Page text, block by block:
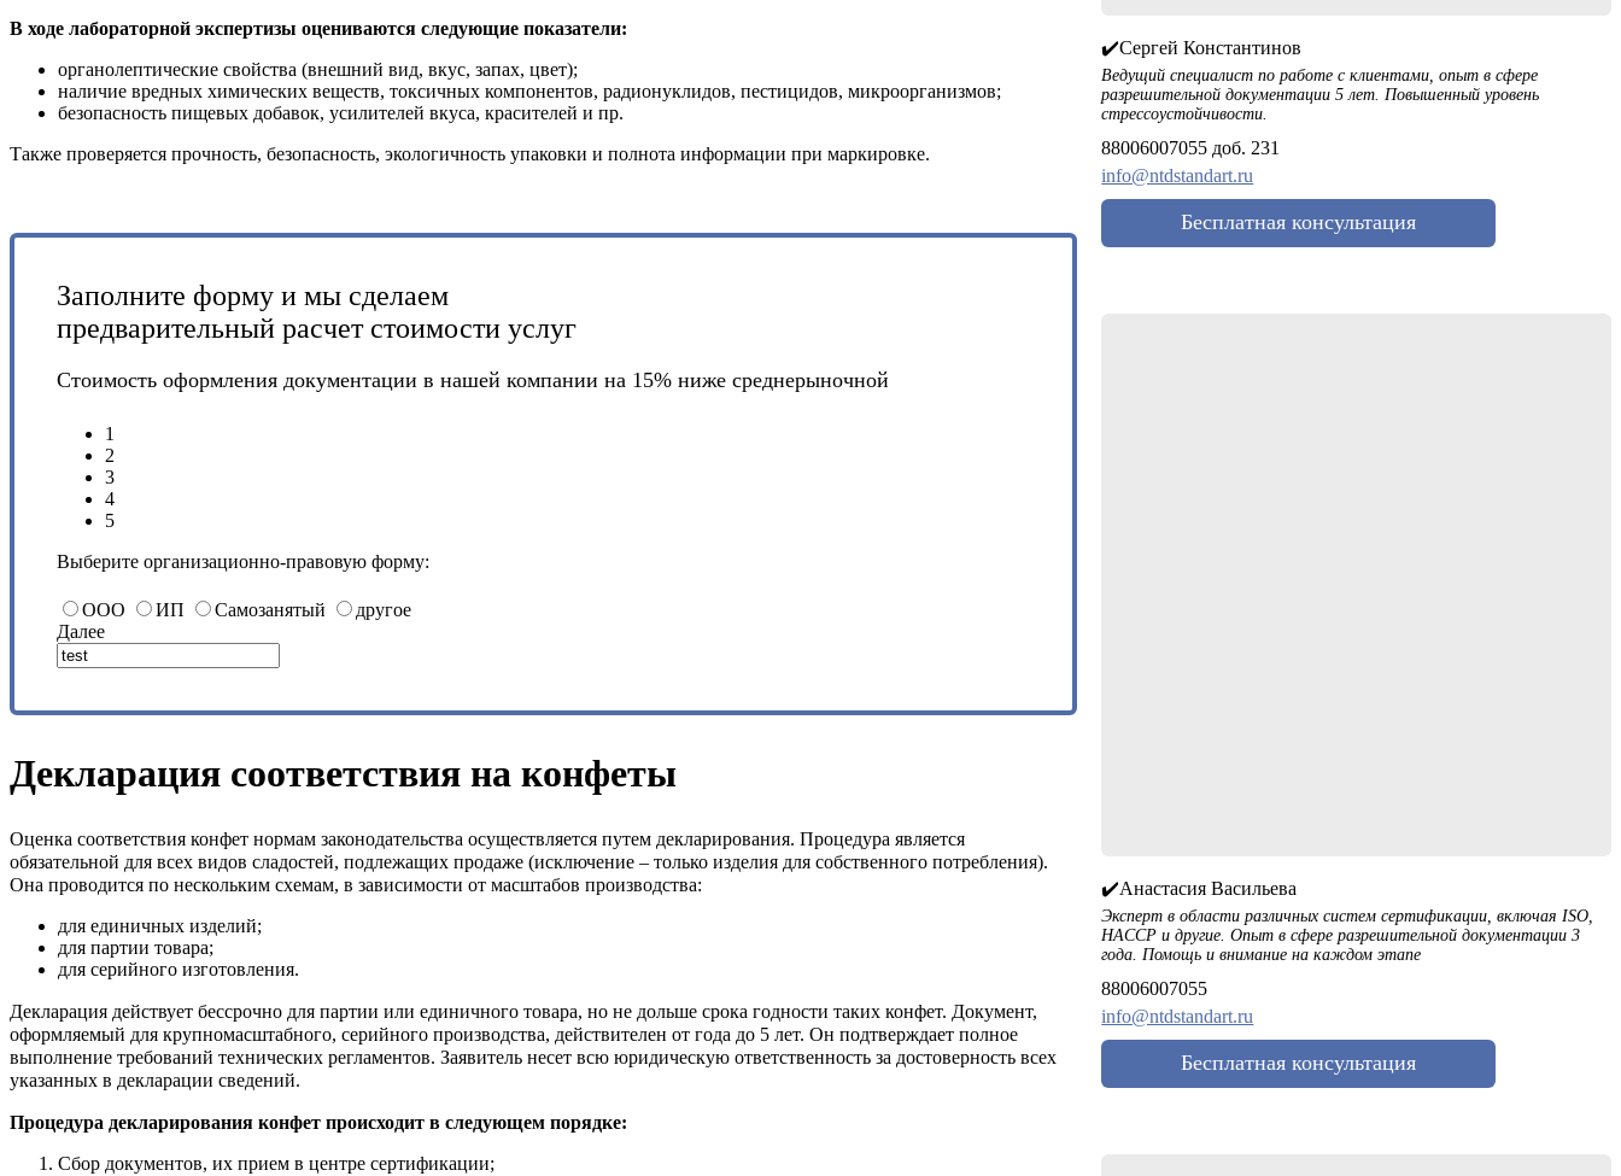
В ходе лабораторной экспертизы оцениваются следующие показатели:
органолептические свойства (внешний вид, вкус, запах, цвет);
наличие вредных химических веществ, токсичных компонентов, радионуклидов, пестицидов, микроорганизмов;
безопасность пищевых добавок, усилителей вкуса, красителей и пр.
Также проверяется прочность, безопасность, экологичность упаковки и полнота информации при маркировке.
Заполните форму и мы сделаем
предварительный расчет стоимости услуг
Стоимость оформления документации в нашей компании на 15% ниже среднерыночной
1
2
3
4
5
Выберите организационно-правовую форму:
ООО ИП Самозанятый
другое
Далее
Декларация соответствия на конфеты
Оценка соответствия конфет нормам законодательства осуществляется путем декларирования. Процедура является
обязательной для всех видов сладостей, подлежащих продаже (исключение – только изделия для собственного потребления).
Она проводится по нескольким схемам, в зависимости от масштабов производства:
для единичных изделий;
для партии товара;
для серийного изготовления.
Декларация действует бессрочно для партии или единичного товара, но не дольше срока годности таких конфет. Документ,
оформляемый для крупномасштабного, серийного производства, действителен от года до 5 лет. Он подтверждает полное
выполнение требований технических регламентов. Заявитель несет всю юридическую ответственность за достоверность всех
указанных в декларации сведений.
Процедура декларирования конфет происходит в следующем порядке:
Сбор документов, их прием в центре сертификации;
✔️Сергей Константинов
Ведущий специалист по работе с клиентами, опыт в сфере
разрешительной документации 5 лет. Повышенный уровень
стрессоустойчивости.
88006007055 доб. 231
info@ntdstandart.ru
Бесплатная консультация
✔️Анастасия Васильева
Эксперт в области различных систем сертификации, включая ISO,
HACCP и другие. Опыт в сфере разрешительной документации 3
года. Помощь и внимание на каждом этапе
88006007055
info@ntdstandart.ru
Бесплатная консультация